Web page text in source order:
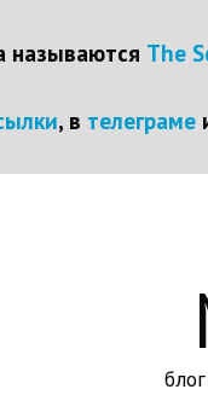
называются The
, в телеграме